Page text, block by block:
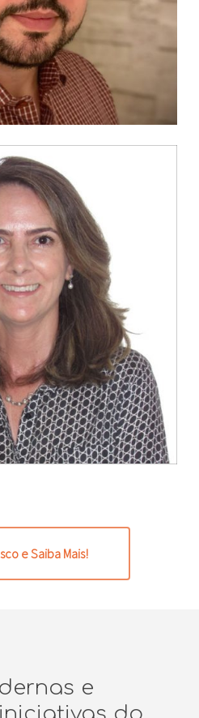
e Saiba Mais!
e